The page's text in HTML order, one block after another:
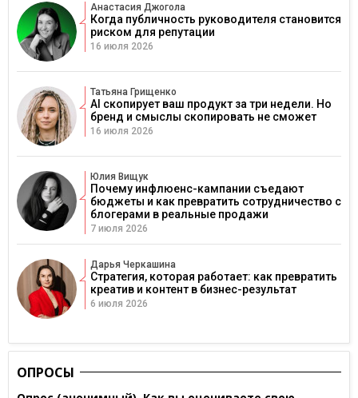
Анастасия Джогола
Когда публичность руководителя становится
риском для репутации
16 июля 2026
Татьяна Грищенко
AI скопирует ваш продукт за три недели. Но
бренд и смыслы скопировать не сможет
16 июля 2026
Юлия Вищук
Почему инфлюенс-кампании съедают
бюджеты и как превратить сотрудничество с
блогерами в реальные продажи
7 июля 2026
Дарья Черкашина
Стратегия, которая работает: как превратить
креатив и контент в бизнес-результат
6 июля 2026
ОПРОСЫ